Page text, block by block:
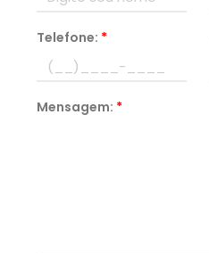
Telefone: *
Mensagem: *